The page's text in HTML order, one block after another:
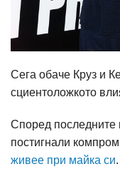
Сега обаче Круз и
сциентоложкото
Според последните
постигнали
живее при майка си.